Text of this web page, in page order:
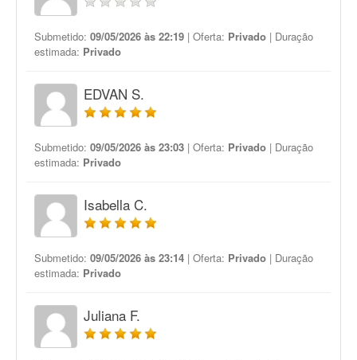
Submetido: 09/05/2026 às 22:19 | Oferta: Privado | Duração
estimada: Privado
EDVAN S.
Submetido: 09/05/2026 às 23:03 | Oferta: Privado | Duração
estimada: Privado
Isabella C.
Submetido: 09/05/2026 às 23:14 | Oferta: Privado | Duração
estimada: Privado
Juliana F.